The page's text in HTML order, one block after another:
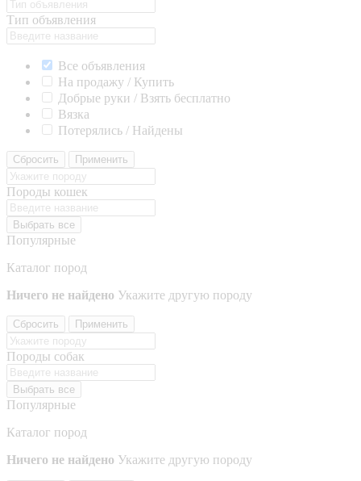
Тип объявления
Все объявления
На продажу / Купить
Добрые руки / Взять бесплатно
Вязка
Потерялись / Найдены
Сбросить Применить
Породы кошек
Выбрать все
Популярные
Каталог пород
Ничего не найдено Укажите другую породу
Сбросить Применить
Породы собак
Выбрать все
Популярные
Каталог пород
Ничего не найдено Укажите другую породу